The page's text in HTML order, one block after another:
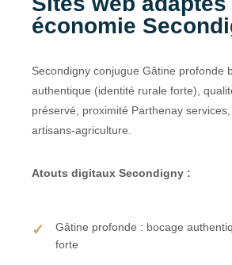
économie
Secondigny conjugue Gâtine profonde
authentique (identité rurale forte),
préservé, proximité Parthenay
artisans-agriculture.
Atouts digitaux Secondigny :
Gâtine profonde : bocage
forte